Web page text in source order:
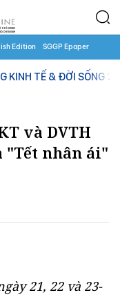
Edition SGGP Epaper
KINH TẾ & ĐỜI SỐNG
và DVTH
"Tết nhân ái"
21, 22 và 23-